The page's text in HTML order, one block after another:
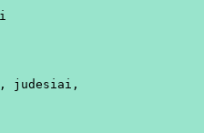
judesiai,